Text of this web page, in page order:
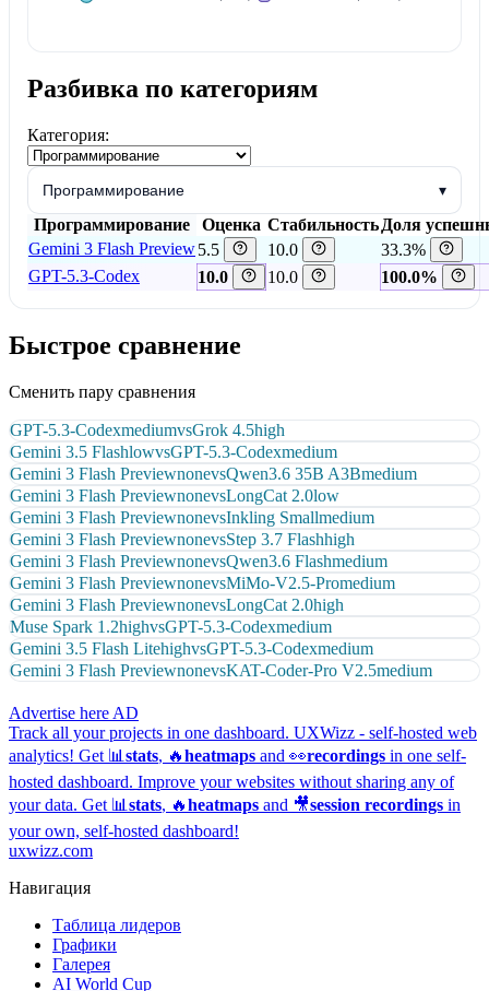
Разбивка по категориям
Категория:
Программирование ▾
Программирование Оценка Стабильность Доля
Gemini 3 Flash Preview5.5 10.0
33.3%
GPT-5.3-Codex
10.0 10.0 100.0%
Быстрое сравнение
Сменить пару сравнения
GPT-5.3-CodexmediumvsGrok 4.5high
Gemini 3.5 FlashlowvsGPT-5.3-Codexmedium
Gemini 3 Flash PreviewnonevsQwen3.6 35B A3Bmedium
Gemini 3 Flash PreviewnonevsLongCat 2.0low
Gemini 3 Flash PreviewnonevsInkling Smallmedium
Gemini 3 Flash PreviewnonevsStep 3.7 Flashhigh
Gemini 3 Flash PreviewnonevsQwen3.6 Flashmedium
Gemini 3 Flash PreviewnonevsMiMo-V2.5-Promedium
Gemini 3 Flash PreviewnonevsLongCat 2.0high
Muse Spark 1.2highvsGPT-5.3-Codexmedium
Gemini 3.5 Flash LitehighvsGPT-5.3-Codexmedium
Gemini 3 Flash PreviewnonevsKAT-Coder-Pro V2.5medium
Advertise here AD
Track all your projects in one dashboard. UXWizz - self-hosted web
analytics! Get 📊 stats, 🔥heatmaps and 👀recordings in one self-
hosted dashboard. Improve your websites without sharing any of
your data. Get 📊 stats, 🔥heatmaps and 🎥session recordings in
your own, self-hosted dashboard!
uxwizz.com
Навигация
Таблица лидеров
Графики
Галерея
AI World Cup